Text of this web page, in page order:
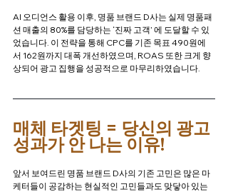
AI 오디언스 활용 이후, 명품 브랜드 D사는 실제 명품패
션 매출의 80%를 담당하는 ‘진짜 고객’ 에 도달할 수 있
었습니다. 이 전략을 통해 CPC를 기존 목표 490원에
서 162원까지 대폭 개선하였으며, ROAS 또한 크게 향
상되어 광고 집행을 성공적으로 마무리하였습니다.
매체 타겟팅 = 당신의 광고
성과가 안 나는 이유!
앞서 보여드린 명품 브랜드 D사의 기존 고민은 많은 마
케터들이 공감하는 현실적인 고민들과도 맞닿아 있는